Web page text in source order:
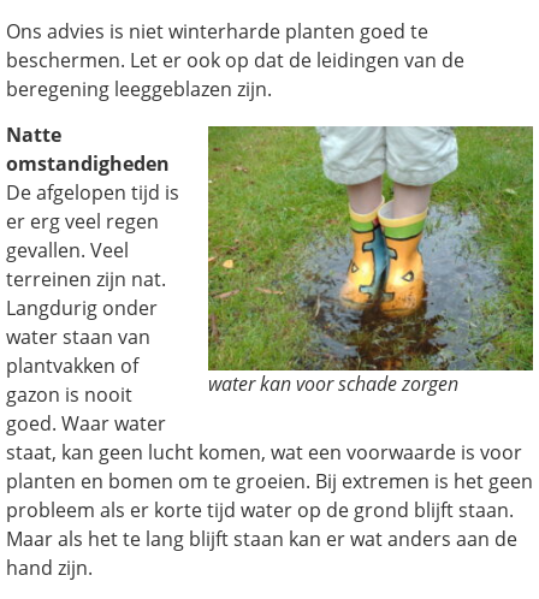
Ons advies is niet winterharde planten goed te
beschermen. Let er ook op dat de leidingen van de
beregening leeggeblazen zijn.
water kan voor schade zorgen
Natte
omstandigheden
De afgelopen tijd is
er erg veel regen
gevallen. Veel
terreinen zijn nat.
Langdurig onder
water staan van
plantvakken of
gazon is nooit
goed. Waar water
staat, kan geen lucht komen, wat een voorwaarde is voor
planten en bomen om te groeien. Bij extremen is het geen
probleem als er korte tijd water op de grond blijft staan.
Maar als het te lang blijft staan kan er wat anders aan de
hand zijn.